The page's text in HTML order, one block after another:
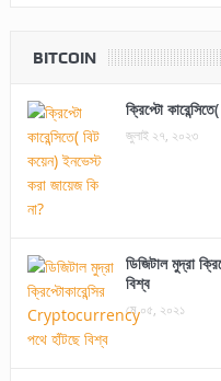
BITCOIN
ক্রিপ্টো
জুলাই ২৭, ২০২৩
ডিজিটাল মুদ্রা
বিশ্ব
মে ০৫, ২০২১